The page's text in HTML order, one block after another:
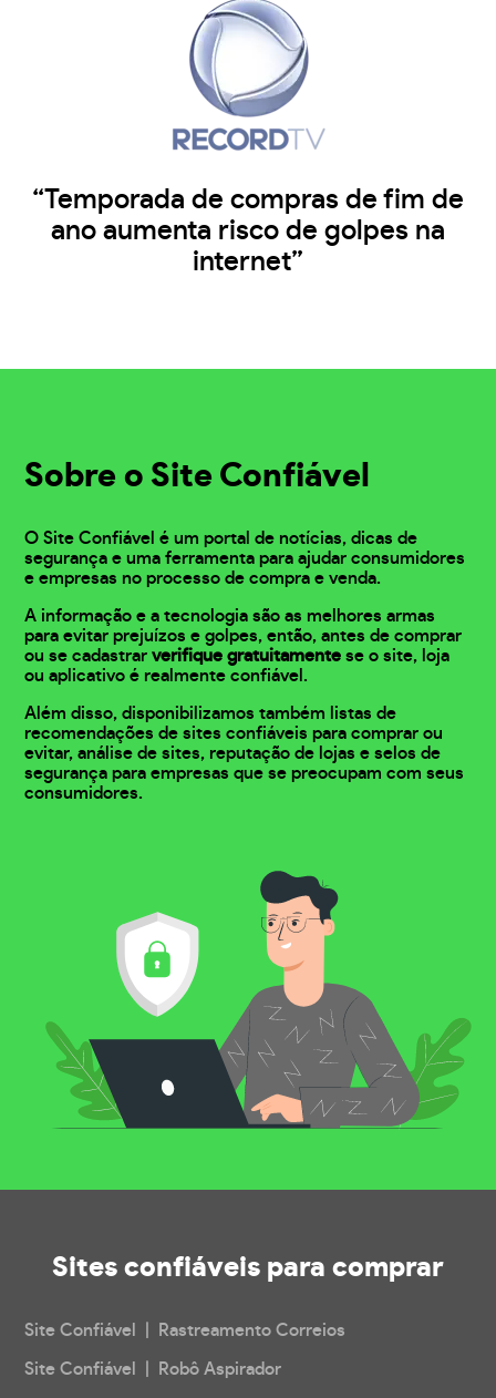
“Temporada de compras de fim de
ano aumenta risco de golpes na
internet”
Sobre o Site Confiável
O Site Confiável é um portal de notícias, dicas de
segurança e uma ferramenta para ajudar consumidores
e empresas no processo de compra e venda.
A informação e a tecnologia são as melhores armas
para evitar prejuízos e golpes, então, antes de comprar
ou se cadastrarverifique gratuitamente se o site, loja
ou aplicativo é realmente confiável.
Além disso, disponibilizamos também listas de
recomendações de sites confiáveis para comprar ou
evitar, análise de sites, reputação de lojas e selos de
segurança para empresas que se preocupam com seus
consumidores.
Sites confiáveis para comprar
Site Confiável | Rastreamento Correios
Site Confiável | Robô Aspirador